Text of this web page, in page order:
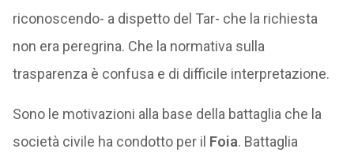
riconoscendo- a dispetto del Tar- che la richiesta
non era peregrina. Che la normativa sulla
trasparenza è confusa e di difficile interpretazione.
Sono le motivazioni alla base della battaglia che la
società civile ha condotto per il Foia. Battaglia